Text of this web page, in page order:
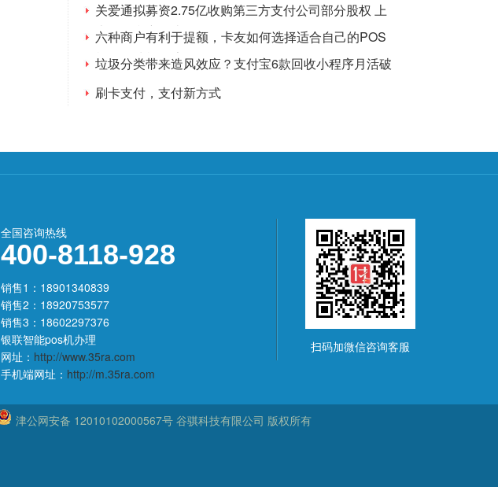
关爱通拟募资2.75亿收购第三方支付公司部分股权 上
半年净利润同比降28.07%
六种商户有利于提额，卡友如何选择适合自己的POS
机，一清机61家
垃圾分类带来造风效应？支付宝6款回收小程序月活破
百万
刷卡支付，支付新方式
全国咨询热线
400-8118-928
销售1：18901340839
销售2：18920753577
销售3：18602297376
银联智能pos机办理
网址： http://www.35ra.com
手机端网址： http://m.35ra.com
扫码加微信咨询客服
津公网安备 12010102000567号 谷骐科技有限公司 版权所有